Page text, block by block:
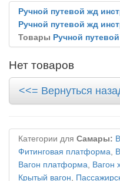
Ручной путевой жд
Ручной путевой жд
Товары Ручной
Нет товаров
<<= Вернуться
Категории для Самары:
Фитинговая платформа,
Вагон платформа, Вагон
Крытый вагон,